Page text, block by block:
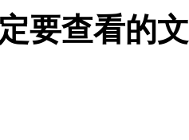
要查看的